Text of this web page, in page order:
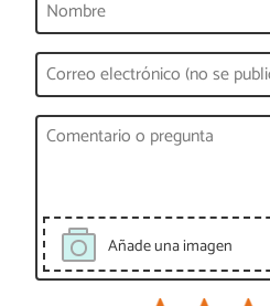
Añade una imagen